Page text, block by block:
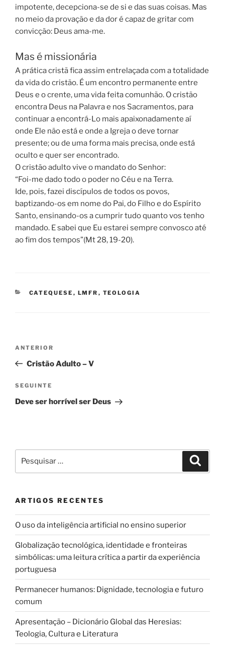
impotente, decepciona-se de si e das suas coisas. Mas
no meio da provação e da dor é capaz de gritar com
convicção: Deus ama-me.
Mas é missionária
A prática cristã fica assim entrelaçada com a totalidade
da vida do cristão. É um encontro permanente entre
Deus e o crente, uma vida feita comunhão. O cristão
encontra Deus na Palavra e nos Sacramentos, para
continuar a encontrá-Lo mais apaixonadamente aí
onde Ele não está e onde a Igreja o deve tornar
presente; ou de uma forma mais precisa, onde está
oculto e quer ser encontrado.
O cristão adulto vive o mandato do Senhor:
“Foi-me dado todo o poder no Céu e na Terra.
Ide, pois, fazei discípulos de todos os povos,
baptizando-os em nome do Pai, do Filho e do Espírito
Santo,ensinando-os a cumprir tudo quanto vos tenho
mandado. E sabei que Eu estarei sempre convosco até
ao fim dos tempos”(Mt 28, 19-20).
CATEGORIAS
CATEQUESE , LMFR , TEOLOGIA
artigos
Conteúdo
anterior
ANTERIOR
Cristão Adulto – V
Conteúdo
seguinte
SEGUINTE
Deve ser horrível ser Deus
por:
ARTIGOS RECENTES
O uso da inteligência artificial no ensino superior
Globalização tecnológica, identidade e fronteiras
simbólicas: uma leitura crítica a partir da experiência
portuguesa
Permanecer humanos: Dignidade, tecnologia e futuro
comum
Apresentação – Dicionário Global das Heresias:
Teologia, Cultura e Literatura